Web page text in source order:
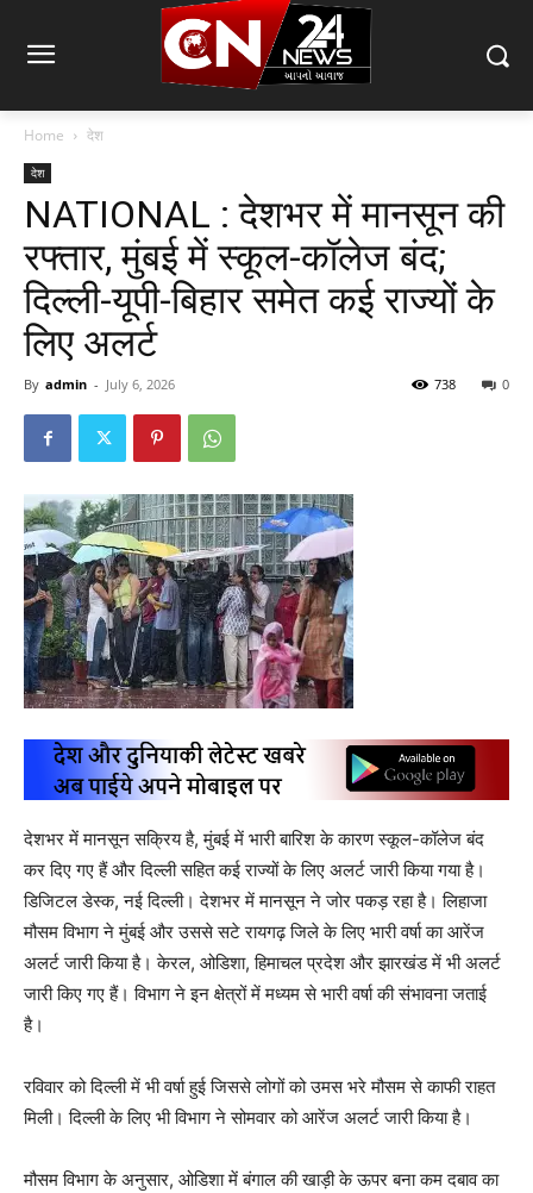
Home देश
देश
NATIONAL : देशभर में मानसून की
रफ्तार, मुंबई में स्कूल-कॉलेज बंद;
दिल्ली-यूपी-बिहार समेत कई राज्यों के
लिए अलर्ट
By admin - July 6, 2026 0
738
देशभर में मानसून सक्रिय है, मुंबई में भारी बारिश के कारण स्कूल-कॉलेज बंद
कर दिए गए हैं और दिल्ली सहित कई राज्यों के लिए अलर्ट जारी किया गया है।
डिजिटल डेस्क, नई दिल्ली। देशभर में मानसून ने जोर पकड़ रहा है। लिहाजा
मौसम विभाग ने मुंबई और उससे सटे रायगढ़ जिले के लिए भारी वर्षा का आरेंज
अलर्ट जारी किया है। केरल, ओडिशा, हिमाचल प्रदेश और झारखंड में भी अलर्ट
जारी किए गए हैं। विभाग ने इन क्षेत्रों में मध्यम से भारी वर्षा की संभावना जताई
है।
रविवार को दिल्ली में भी वर्षा हुई जिससे लोगों को उमस भरे मौसम से काफी राहत
मिली। दिल्ली के लिए भी विभाग ने सोमवार को आरेंज अलर्ट जारी किया है।
मौसम विभाग के अनुसार, ओडिशा में बंगाल की खाड़ी के ऊपर बना कम दबाव का